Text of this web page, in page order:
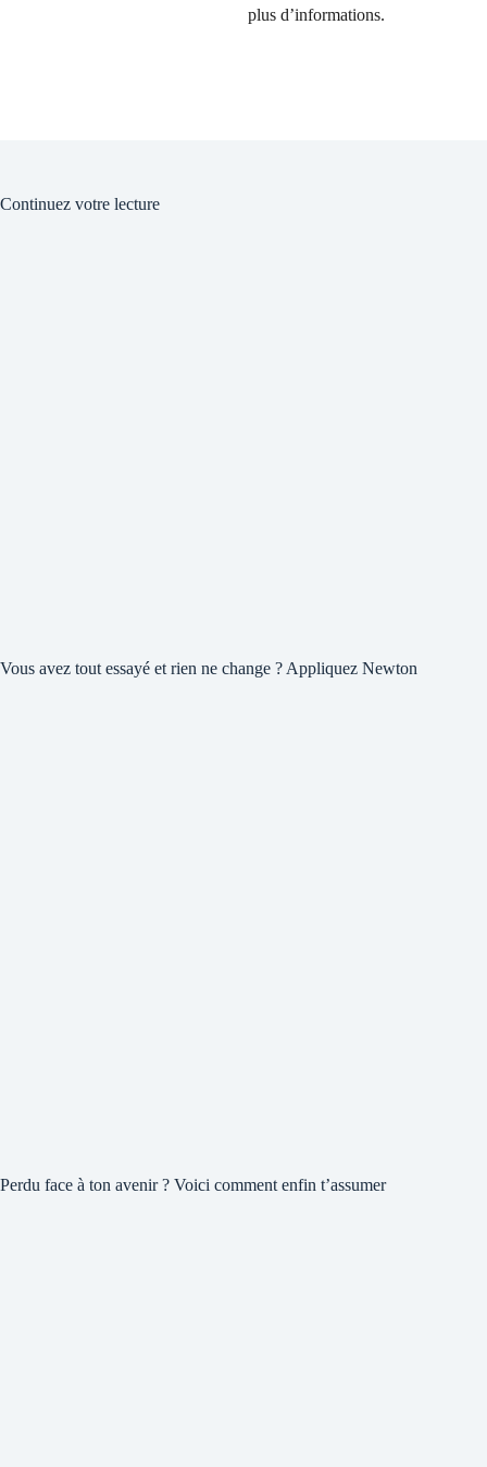
plus d’informations.
Continuez votre lecture
Vous avez tout essayé et rien ne change ? Appliquez Newton
Perdu face à ton avenir ? Voici comment enfin t’assumer